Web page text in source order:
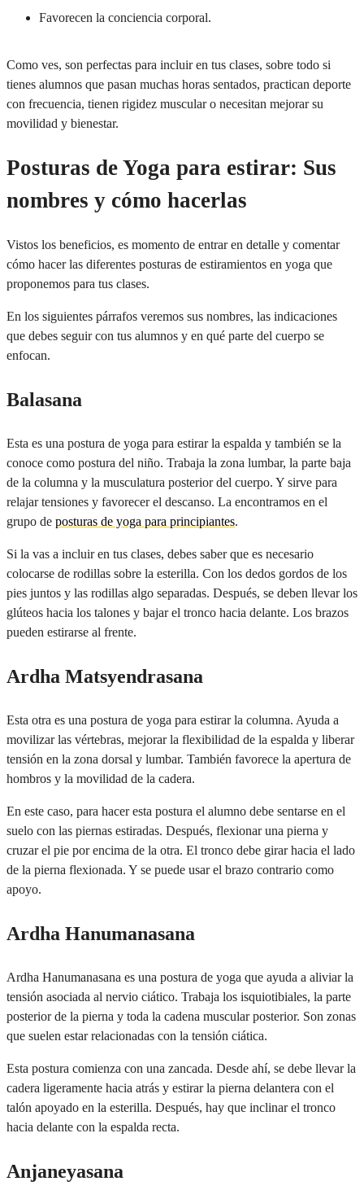
Congresos
+
Legado de
leyendas
investigación
+ Certificados de
profesionalidad
+ Compromiso
Social
Acceso
Favorecen la conciencia corporal.
Como ves, son perfectas para incluir en tus clases, sobre todo si
tienes alumnos que pasan muchas horas sentados, practican deporte
con frecuencia, tienen rigidez muscular o necesitan mejorar su
movilidad y bienestar.
Posturas de Yoga para estirar: Sus
nombres y cómo hacerlas
Vistos los beneficios, es momento de entrar en detalle y comentar
cómo hacer las diferentes posturas de estiramientos en yoga que
proponemos para tus clases.
En los siguientes párrafos veremos sus nombres, las indicaciones
que debes seguir con tus alumnos y en qué parte del cuerpo se
enfocan.
Balasana
Esta es una postura de yoga para estirar la espalda y también se la
conoce como postura del niño. Trabaja la zona lumbar, la parte baja
de la columna y la musculatura posterior del cuerpo. Y sirve para
relajar tensiones y favorecer el descanso. La encontramos en el
grupo de posturas de yoga para principiantes.
Si la vas a incluir en tus clases, debes saber que es necesario
colocarse de rodillas sobre la esterilla. Con los dedos gordos de los
pies juntos y las rodillas algo separadas. Después, se deben llevar los
glúteos hacia los talones y bajar el tronco hacia delante. Los brazos
pueden estirarse al frente.
Ardha Matsyendrasana
Esta otra es una postura de yoga para estirar la columna. Ayuda a
movilizar las vértebras, mejorar la flexibilidad de la espalda y liberar
tensión en la zona dorsal y lumbar. También favorece la apertura de
hombros y la movilidad de la cadera.
En este caso, para hacer esta postura el alumno debe sentarse en el
suelo con las piernas estiradas. Después, flexionar una pierna y
cruzar el pie por encima de la otra. El tronco debe girar hacia el lado
de la pierna flexionada. Y se puede usar el brazo contrario como
apoyo.
Ardha Hanumanasana
Ardha Hanumanasana es una postura de yoga que ayuda a aliviar la
tensión asociada al nervio ciático. Trabaja los isquiotibiales, la parte
posterior de la pierna y toda la cadena muscular posterior. Son zonas
que suelen estar relacionadas con la tensión ciática.
Esta postura comienza con una zancada. Desde ahí, se debe llevar la
cadera ligeramente hacia atrás y estirar la pierna delantera con el
talón apoyado en la esterilla. Después, hay que inclinar el tronco
hacia delante con la espalda recta.
Anjaneyasana